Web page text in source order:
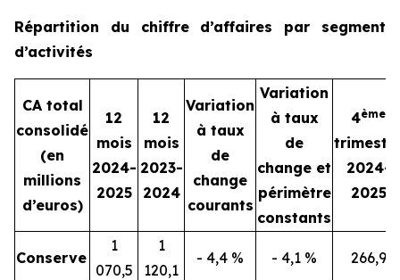
Répartition du chiffre d’affaires par segment
d’activités
CA total
consolidé
(en
millions
d’euros)
12
mois
2024-
2025
12
mois
2023-
2024
Variation
à taux
de
change
courants
Variation
à taux
de
change et
périmètre
constants
4ème
2024-
2025
Conserve
1
070,5
1
120,1
- 4,4 % - 4,1 % 266,9